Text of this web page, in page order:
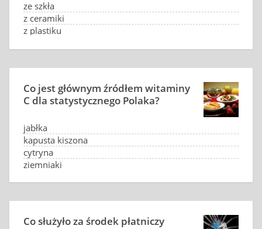
ze szkła
z ceramiki
z plastiku
Co jest głównym źródłem witaminy
C dla statystycznego Polaka?
jabłka
kapusta kiszona
cytryna
ziemniaki
Co służyło za środek płatniczy